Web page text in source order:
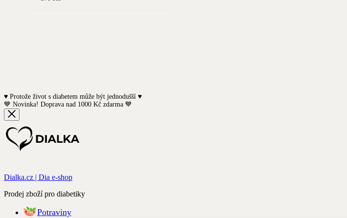
♥️ Protože život s diabetem může být jednodušší ♥️
💙 Novinka! Doprava nad 1000 Kč zdarma 💙
Dialka.cz | Dia e-shop
Prodej zboží pro diabetiky
Potraviny